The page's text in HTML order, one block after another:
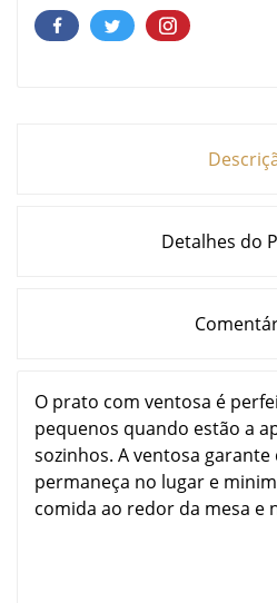
Detalhes do
O prato com ventosa é
pequenos quando estão a
sozinhos. A ventosa
permaneça no lugar e
comida ao redor da mesa e